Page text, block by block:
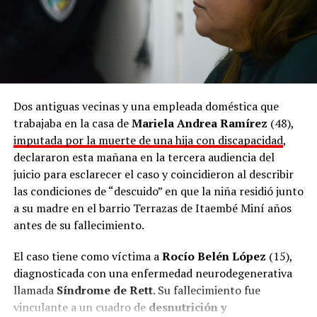
Ramírez alega que se vio sobrepasada por la situación.
Argumenta que debió afrontar el cuidado de su hija en absoluta
soledad, con dificultades económicas y apremiada por
obligaciones laborales. La Justicia la tiene imputada por
abandono de persona y el fiscal de juicio,Vladimir Antonio
Glinka
, adelantó que contempla la posibilidad de ampliar la
acusación a homicidio calificado por el vínculo en su
modalidad por omisión
al considerar que la mujer pudo haber
dejado de alimentar a Belén en forma deliberada para dejarla
morir.
La mujer llegó a esta instancia en libertad y bajo la
representación del defensor oficialMiguel Ángel Varela
aunque dependiendo de la acusación final que eventualmente
reciba hasta podría ser condenada a prisión perpetua. Eso lo
decidirá, a su debido tiempo, el tribunal presidido por el
magistradoGustavo Bernie e integrado por sus pares
Cuklay Miguel Mattos (subrogante).
Dos antiguas vecinas y una empleada doméstica que
trabajaba en la casa deMariela Andrea Ramírez (48),
imputada por la muerte de una hija con discapacidad,
declararon esta mañana en la tercera audiencia del
juicio para esclarecer el caso y coincidieron al describir
las condiciones de “descuido” en que la niña residió junto
a su madre en el barrio Terrazas de Itaembé Miní años
antes de su fallecimiento.
El caso tiene como víctima aRocío Belén López (15),
diagnosticada con una enfermedad neurodegenerativa
llamada Síndrome de Rett. Su fallecimiento fue
vinculante a un cuadro de desnutrición y